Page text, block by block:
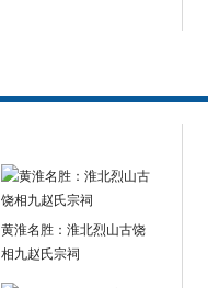
黄淮名胜：淮北烈山古饶
相九赵氏宗祠